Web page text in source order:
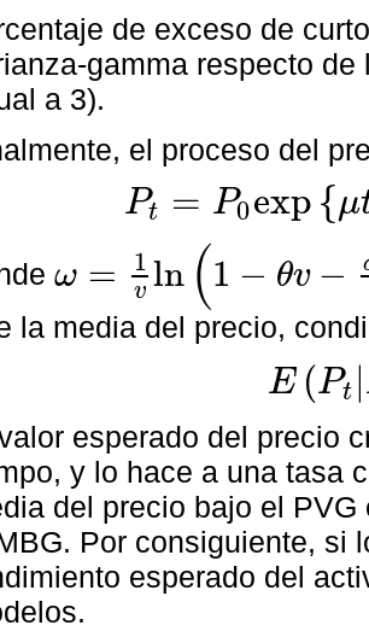
de exceso de
gamma respecto
a 3).
el proceso del
Pt = P0exp {μ
Pt =P expμ +θ gt+σWg +ω t,
ω = 1
v ln (1 − θv −
ω=1 vln1- v-σ 2v2
la media del precio,
E (Pt
EPtP 0 =P 0e t
esperado del precio
y lo hace a una tasa
del precio bajo el
Por consiguiente, si
esperado del